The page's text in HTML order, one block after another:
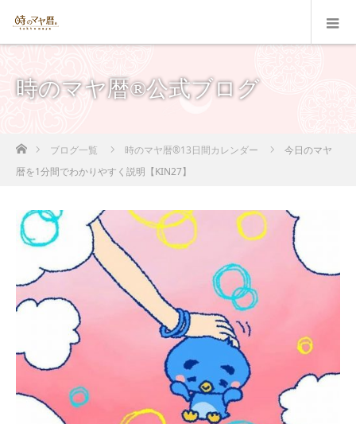
時のマヤ暦®公式ブログ
ホームブログ一覧 時のマヤ暦®13日間カレンダー
今日のマヤ
暦を1分間でわかりやすく説明【KIN27】